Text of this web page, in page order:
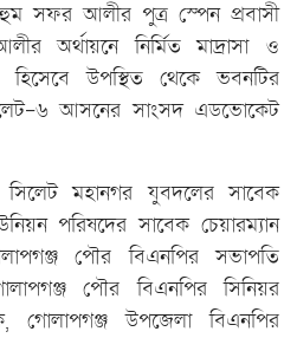
সফর আলীর পুত্র স্পেন প্রবাসী
নির্মিত মাদ্রাসা ও
হিসেবে উপস্থিত থেকে ভবনটির
৬ আসনের সাংসদ এডভোকেট
মহানগর যুবদলের সাবেক
পরিষদের সাবেক চেয়ারম্যান
পৌর বিএনপির সভাপতি
পৌর বিএনপির সিনিয়র
গোলাপগঞ্জ উপজেলা বিএনপির